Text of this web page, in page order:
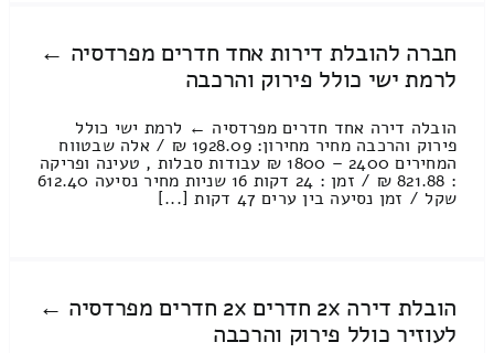
חברה להובלת דירות אחד חדרים מפרדסיה ←
לרמת ישי כולל פירוק והרכבה
הובלה דירה אחד חדרים מפרדסיה ← לרמת ישי כולל
פירוק והרכבה מחיר מחירון: 1928.09 ₪ / אלה שבטווח
המחירים 2400 – 1800 ₪ עבודות סבלות , טעינה ופריקה
: 821.88 ₪ / זמן : 24 דקות 16 שניות מחיר נסיעה 612.40
שקל / זמן נסיעה בין ערים 47 דקות [...]
הובלת דירה 2x חדרים 2x חדרים מפרדסיה ←
לעוזיר כולל פירוק והרכבה